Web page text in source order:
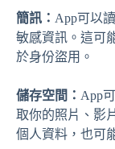
簡訊： App可以
敏感資訊。這可
於身份盜用。
儲存空間： App
取你的照片、影
個人資料，也可